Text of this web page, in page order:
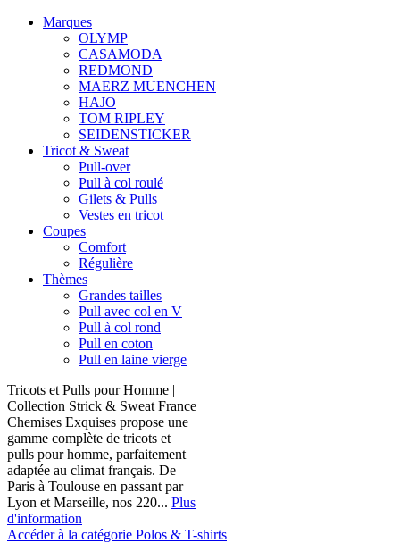
Marques
OLYMP
CASAMODA
REDMOND
MAERZ MUENCHEN
HAJO
TOM RIPLEY
SEIDENSTICKER
Tricot & Sweat
Pull-over
Pull à col roulé
Gilets & Pulls
Vestes en tricot
Coupes
Comfort
Régulière
Thèmes
Grandes tailles
Pull avec col en V
Pull à col rond
Pull en coton
Pull en laine vierge
Tricots et Pulls pour Homme |
Collection Strick & Sweat France
Chemises Exquises propose une
gamme complète de tricots et
pulls pour homme, parfaitement
adaptée au climat français. De
Paris à Toulouse en passant par
Lyon et Marseille, nos 220... Plus
d'information
Accéder à la catégorie Polos & T-shirts